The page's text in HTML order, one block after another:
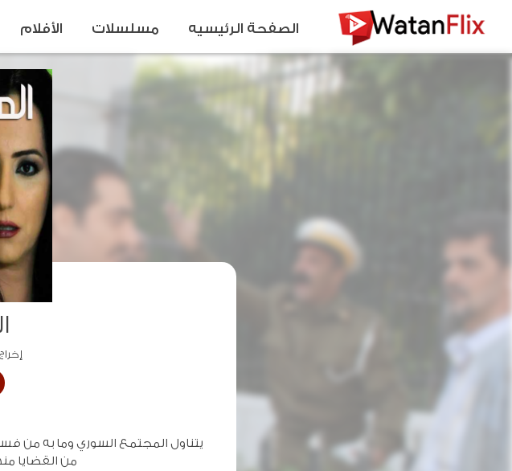
يتناول المجتمع السوري وما به من
من القضايا
الصفحة الرئيسيه مسلسلات الأفلام